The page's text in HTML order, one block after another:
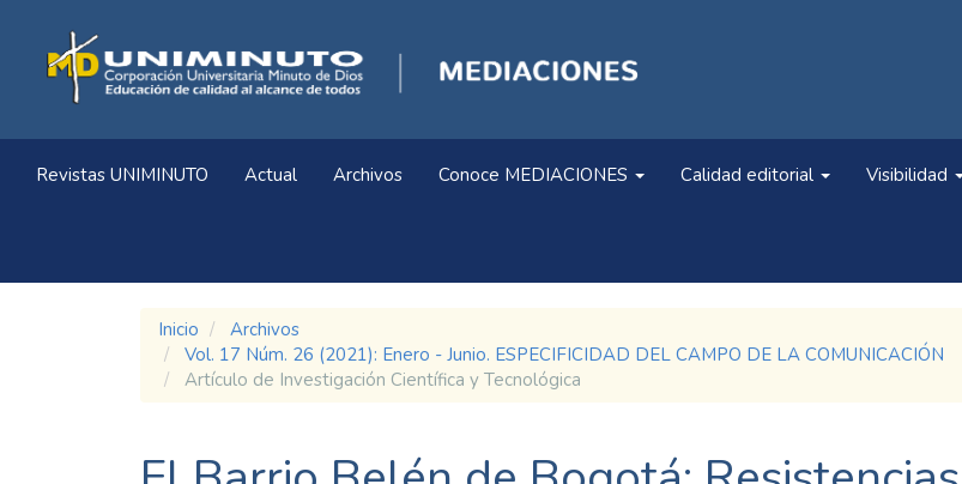
principal
Contenido
principal
Barra
lateral
Revistas UNIMINUTO Actual Archivos Conoce MEDIACIONES Calidad editorial Visibilidad
Inicio
Archivos
Vol. 17 Núm. 26 (2021): Enero - Junio. ESPECIFICIDAD DEL CAMPO DE LA COMUNICACIÓN
Artículo de Investigación Científica y Tecnológica